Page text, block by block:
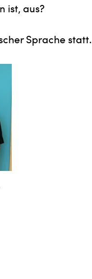
ist, aus?
Sprache statt.